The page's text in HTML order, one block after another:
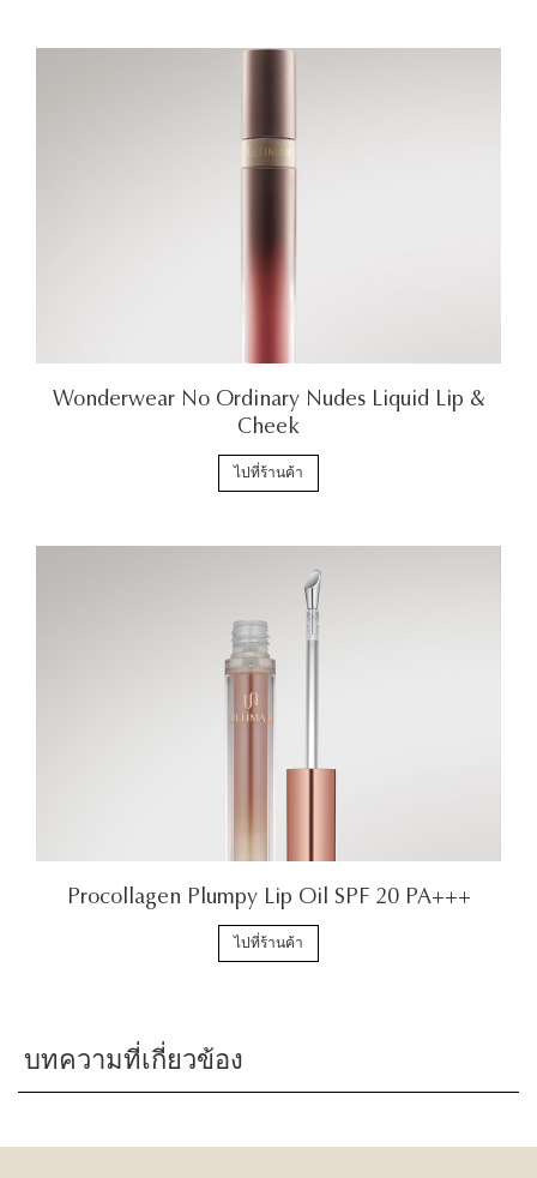
Wonderwear No Ordinary Nudes Liquid Lip &
Cheek
ไปที่ร้านค้า
Procollagen Plumpy Lip Oil SPF 20 PA+++
ไปที่ร้านค้า
บทความที่เกี่ยวข้อง